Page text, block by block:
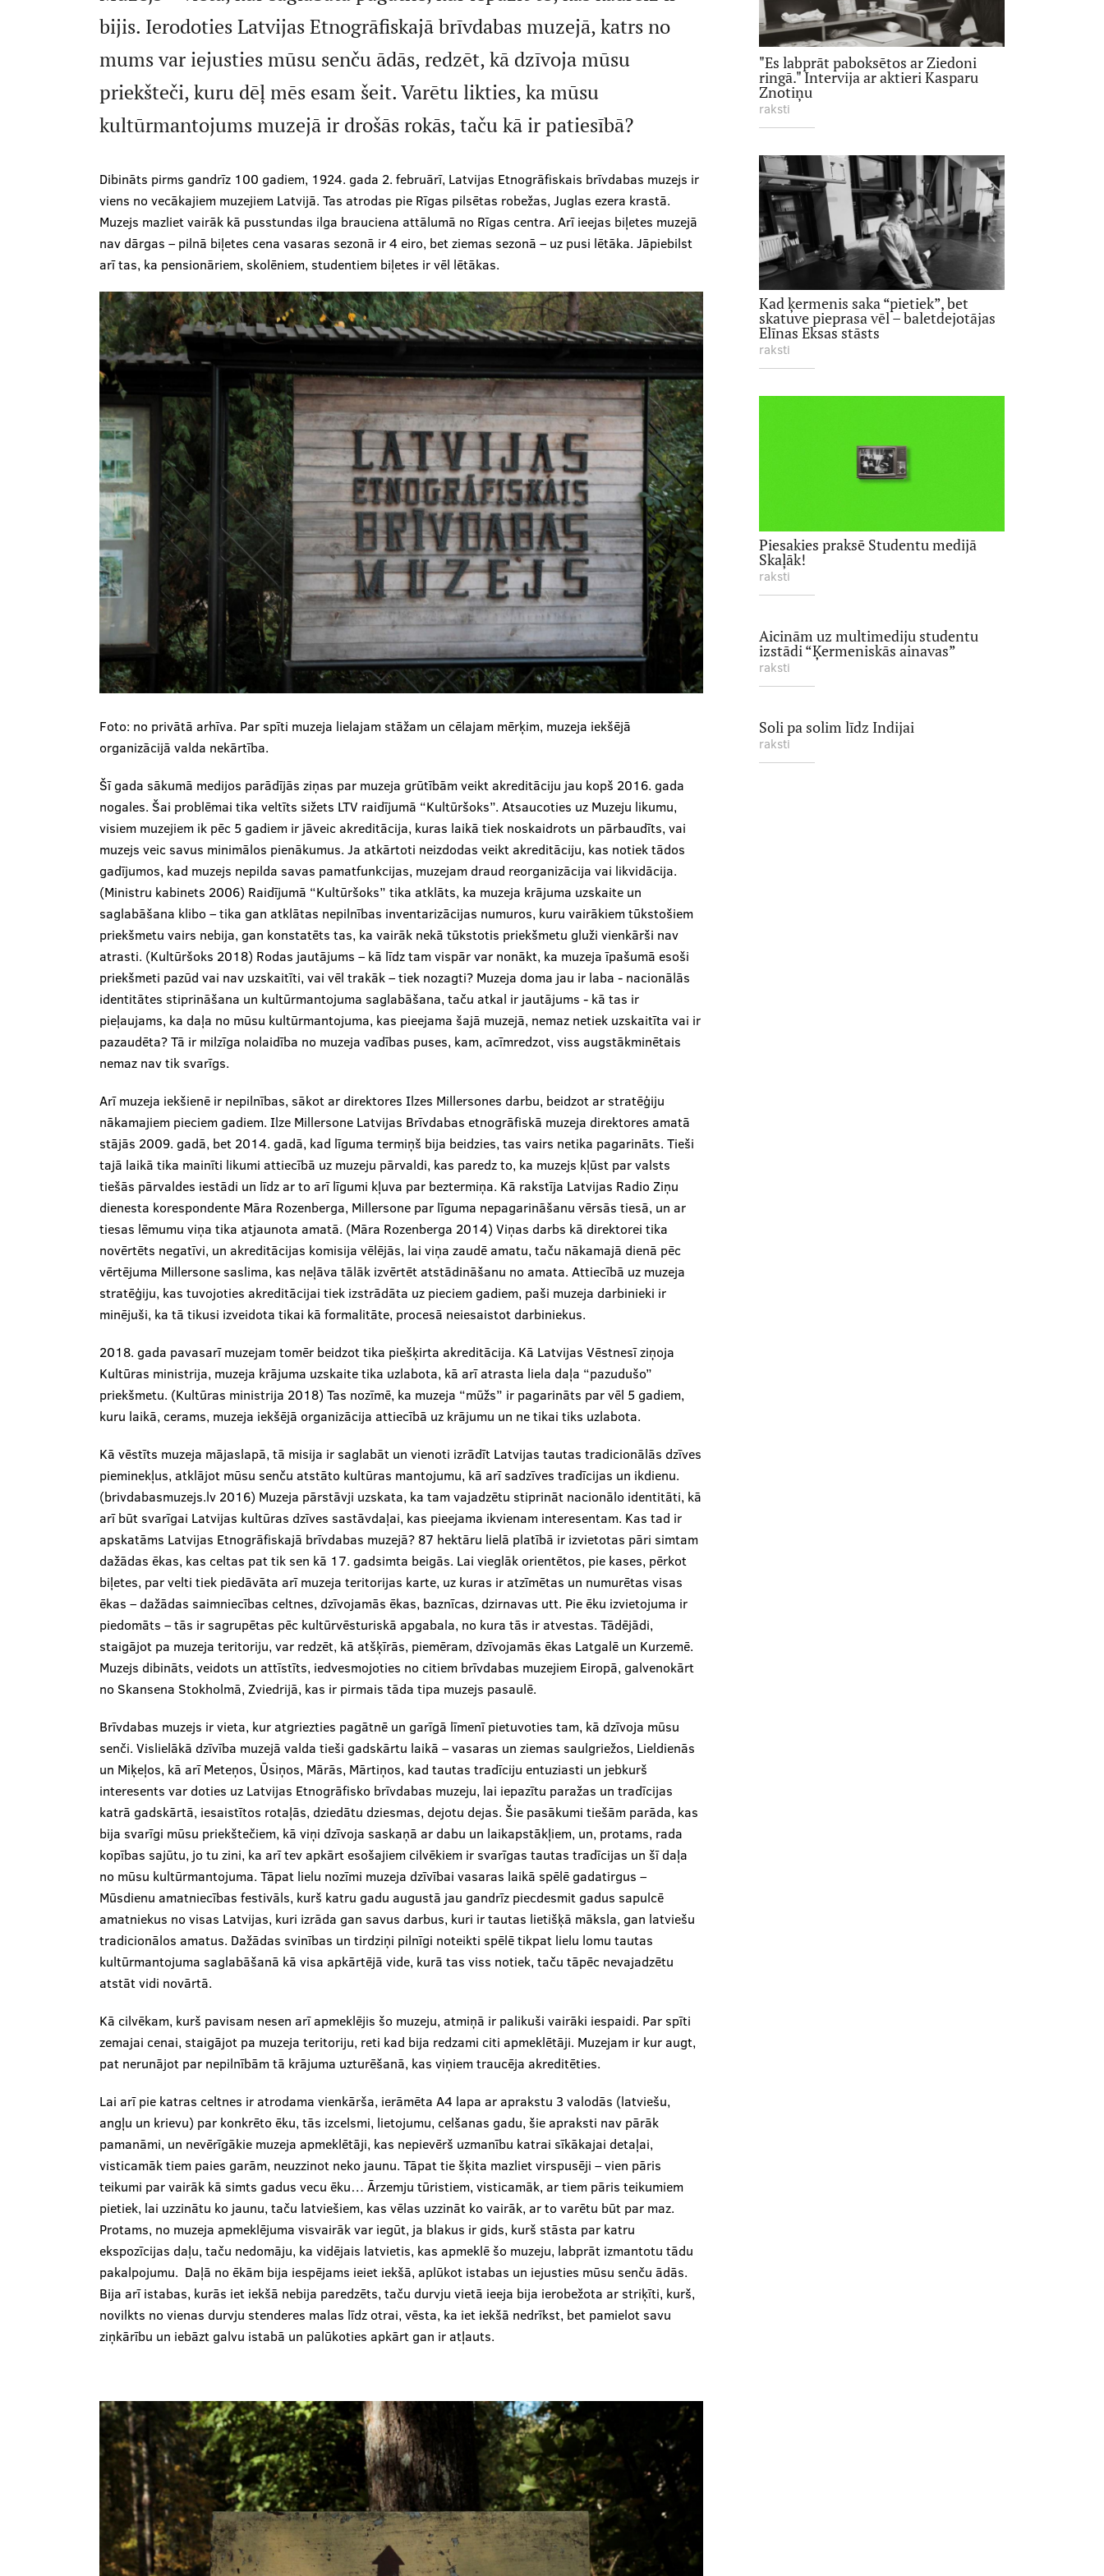
bijis. Ierodoties Latvijas Etnogrāfiskajā brīvdabas muzejā, katrs no
mums var iejusties mūsu senču ādās, redzēt, kā dzīvoja mūsu
priekšteči, kuru dēļ mēs esam šeit. Varētu likties, ka mūsu
kultūrmantojums muzejā ir drošās rokās, taču kā ir patiesībā?
Dibināts pirms gandrīz 100 gadiem, 1924. gada 2. februārī, Latvijas Etnogrāfiskais brīvdabas muzejs ir
viens no vecākajiem muzejiem Latvijā. Tas atrodas pie Rīgas pilsētas robežas, Juglas ezera krastā.
Muzejs mazliet vairāk kā pusstundas ilga brauciena attālumā no Rīgas centra. Arī ieejas biļetes muzejā
nav dārgas – pilnā biļetes cena vasaras sezonā ir 4 eiro, bet ziemas sezonā – uz pusi lētāka. Jāpiebilst
arī tas, ka pensionāriem, skolēniem, studentiem biļetes ir vēl lētākas.
Foto: no privātā arhīva. Par spīti muzeja lielajam stāžam un cēlajam mērķim, muzeja iekšējā
organizācijā valda nekārtība.
Šī gada sākumā medijos parādījās ziņas par muzeja grūtībām veikt akreditāciju jau kopš 2016. gada
nogales. Šai problēmai tika veltīts sižets LTV raidījumā “Kultūršoks”. Atsaucoties uz Muzeju likumu,
visiem muzejiem ik pēc 5 gadiem ir jāveic akreditācija, kuras laikā tiek noskaidrots un pārbaudīts, vai
muzejs veic savus minimālos pienākumus. Ja atkārtoti neizdodas veikt akreditāciju, kas notiek tādos
gadījumos, kad muzejs nepilda savas pamatfunkcijas, muzejam draud reorganizācija vai likvidācija.
(Ministru kabinets 2006) Raidījumā “Kultūršoks” tika atklāts, ka muzeja krājuma uzskaite un
saglabāšana klibo – tika gan atklātas nepilnības inventarizācijas numuros, kuru vairākiem tūkstošiem
priekšmetu vairs nebija, gan konstatēts tas, ka vairāk nekā tūkstotis priekšmetu gluži vienkārši nav
atrasti. (Kultūršoks 2018) Rodas jautājums – kā līdz tam vispār var nonākt, ka muzeja īpašumā esoši
priekšmeti pazūd vai nav uzskaitīti, vai vēl trakāk – tiek nozagti? Muzeja doma jau ir laba - nacionālās
identitātes stiprināšana un kultūrmantojuma saglabāšana, taču atkal ir jautājums - kā tas ir
pieļaujams, ka daļa no mūsu kultūrmantojuma, kas pieejama šajā muzejā, nemaz netiek uzskaitīta vai ir
pazaudēta? Tā ir milzīga nolaidība no muzeja vadības puses, kam, acīmredzot, viss augstākminētais
nemaz nav tik svarīgs.
Arī muzeja iekšienē ir nepilnības, sākot ar direktores Ilzes Millersones darbu, beidzot ar stratēģiju
nākamajiem pieciem gadiem. Ilze Millersone Latvijas Brīvdabas etnogrāfiskā muzeja direktores amatā
stājās 2009. gadā, bet 2014. gadā, kad līguma termiņš bija beidzies, tas vairs netika pagarināts. Tieši
tajā laikā tika mainīti likumi attiecībā uz muzeju pārvaldi, kas paredz to, ka muzejs kļūst par valsts
tiešās pārvaldes iestādi un līdz ar to arī līgumi kļuva par beztermiņa. Kā rakstīja Latvijas Radio Ziņu
dienesta korespondente Māra Rozenberga, Millersone par līguma nepagarināšanu vērsās tiesā, un ar
tiesas lēmumu viņa tika atjaunota amatā. (Māra Rozenberga 2014) Viņas darbs kā direktorei tika
novērtēts negatīvi, un akreditācijas komisija vēlējās, lai viņa zaudē amatu, taču nākamajā dienā pēc
vērtējuma Millersone saslima, kas neļāva tālāk izvērtēt atstādināšanu no amata. Attiecībā uz muzeja
stratēģiju, kas tuvojoties akreditācijai tiek izstrādāta uz pieciem gadiem, paši muzeja darbinieki ir
minējuši, ka tā tikusi izveidota tikai kā formalitāte, procesā neiesaistot darbiniekus.
2018. gada pavasarī muzejam tomēr beidzot tika piešķirta akreditācija. Kā Latvijas Vēstnesī ziņoja
Kultūras ministrija, muzeja krājuma uzskaite tika uzlabota, kā arī atrasta liela daļa “pazudušo”
priekšmetu. (Kultūras ministrija 2018) Tas nozīmē, ka muzeja “mūžs” ir pagarināts par vēl 5 gadiem,
kuru laikā, cerams, muzeja iekšējā organizācija attiecībā uz krājumu un ne tikai tiks uzlabota.
Kā vēstīts muzeja mājaslapā, tā misija ir saglabāt un vienoti izrādīt Latvijas tautas tradicionālās dzīves
pieminekļus, atklājot mūsu senču atstāto kultūras mantojumu, kā arī sadzīves tradīcijas un ikdienu.
(brivdabasmuzejs.lv 2016) Muzeja pārstāvji uzskata, ka tam vajadzētu stiprināt nacionālo identitāti, kā
arī būt svarīgai Latvijas kultūras dzīves sastāvdaļai, kas pieejama ikvienam interesentam. Kas tad ir
apskatāms Latvijas Etnogrāfiskajā brīvdabas muzejā? 87 hektāru lielā platībā ir izvietotas pāri simtam
dažādas ēkas, kas celtas pat tik sen kā 17. gadsimta beigās. Lai vieglāk orientētos, pie kases, pērkot
biļetes, par velti tiek piedāvāta arī muzeja teritorijas karte, uz kuras ir atzīmētas un numurētas visas
ēkas – dažādas saimniecības celtnes, dzīvojamās ēkas, baznīcas, dzirnavas utt. Pie ēku izvietojuma ir
piedomāts – tās ir sagrupētas pēc kultūrvēsturiskā apgabala, no kura tās ir atvestas. Tādējādi,
staigājot pa muzeja teritoriju, var redzēt, kā atšķīrās, piemēram, dzīvojamās ēkas Latgalē un Kurzemē.
Muzejs dibināts, veidots un attīstīts, iedvesmojoties no citiem brīvdabas muzejiem Eiropā, galvenokārt
no Skansena Stokholmā, Zviedrijā, kas ir pirmais tāda tipa muzejs pasaulē.
Brīvdabas muzejs ir vieta, kur atgriezties pagātnē un garīgā līmenī pietuvoties tam, kā dzīvoja mūsu
senči. Vislielākā dzīvība muzejā valda tieši gadskārtu laikā – vasaras un ziemas saulgriežos, Lieldienās
un Miķeļos, kā arī Meteņos, Ūsiņos, Mārās, Mārtiņos, kad tautas tradīciju entuziasti un jebkurš
interesents var doties uz Latvijas Etnogrāfisko brīvdabas muzeju, lai iepazītu paražas un tradīcijas
katrā gadskārtā, iesaistītos rotaļās, dziedātu dziesmas, dejotu dejas. Šie pasākumi tiešām parāda, kas
bija svarīgi mūsu priekštečiem, kā viņi dzīvoja saskaņā ar dabu un laikapstākļiem, un, protams, rada
kopības sajūtu, jo tu zini, ka arī tev apkārt esošajiem cilvēkiem ir svarīgas tautas tradīcijas un šī daļa
no mūsu kultūrmantojuma. Tāpat lielu nozīmi muzeja dzīvībai vasaras laikā spēlē gadatirgus –
Mūsdienu amatniecības festivāls, kurš katru gadu augustā jau gandrīz piecdesmit gadus sapulcē
amatniekus no visas Latvijas, kuri izrāda gan savus darbus, kuri ir tautas lietišķā māksla, gan latviešu
tradicionālos amatus. Dažādas svinības un tirdziņi pilnīgi noteikti spēlē tikpat lielu lomu tautas
kultūrmantojuma saglabāšanā kā visa apkārtējā vide, kurā tas viss notiek, taču tāpēc nevajadzētu
atstāt vidi novārtā.
Kā cilvēkam, kurš pavisam nesen arī apmeklējis šo muzeju, atmiņā ir palikuši vairāki iespaidi. Par spīti
zemajai cenai, staigājot pa muzeja teritoriju, reti kad bija redzami citi apmeklētāji. Muzejam ir kur augt,
pat nerunājot par nepilnībām tā krājuma uzturēšanā, kas viņiem traucēja akreditēties.
Lai arī pie katras celtnes ir atrodama vienkārša, ierāmēta A4 lapa ar aprakstu 3 valodās (latviešu,
angļu un krievu) par konkrēto ēku, tās izcelsmi, lietojumu, celšanas gadu, šie apraksti nav pārāk
pamanāmi, un nevērīgākie muzeja apmeklētāji, kas nepievērš uzmanību katrai sīkākajai detaļai,
visticamāk tiem paies garām, neuzzinot neko jaunu. Tāpat tie šķita mazliet virspusēji – vien pāris
teikumi par vairāk kā simts gadus vecu ēku… Ārzemju tūristiem, visticamāk, ar tiem pāris teikumiem
pietiek, lai uzzinātu ko jaunu, taču latviešiem, kas vēlas uzzināt ko vairāk, ar to varētu būt par maz.
Protams, no muzeja apmeklējuma visvairāk var iegūt, ja blakus ir gids, kurš stāsta par katru
ekspozīcijas daļu, taču nedomāju, ka vidējais latvietis, kas apmeklē šo muzeju, labprāt izmantotu tādu
pakalpojumu. Daļā no ēkām bija iespējams ieiet iekšā, aplūkot istabas un iejusties mūsu senču ādās.
Bija arī istabas, kurās iet iekšā nebija paredzēts, taču durvju vietā ieeja bija ierobežota ar striķīti, kurš,
novilkts no vienas durvju stenderes malas līdz otrai, vēsta, ka iet iekšā nedrīkst, bet pamielot savu
ziņkārību un iebāzt galvu istabā un palūkoties apkārt gan ir atļauts.
"Es labprāt paboksētos ar Ziedoni
ringā." Intervija ar aktieri Kasparu
Znotiņu
raksti
Kad ķermenis saka “pietiek”, bet
skatuve pieprasa vēl – baletdejotājas
Elīnas Eksas stāsts
raksti
Piesakies praksē Studentu medijā
Skaļāk!
raksti
Aicinām uz multimediju studentu
izstādi “Ķermeniskās ainavas”
raksti
Soli pa solim līdz Indijai
raksti